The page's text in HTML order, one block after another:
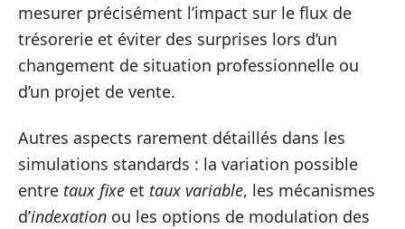
mesurer précisément l’impact sur le flux de
trésorerie et éviter des surprises lors d’un
changement de situation professionnelle ou
d’un projet de vente.
Autres aspects rarement détaillés dans les
simulations standards : la variation possible
entre taux fixe et taux variable, les mécanismes
d’indexation ou les options de modulation des